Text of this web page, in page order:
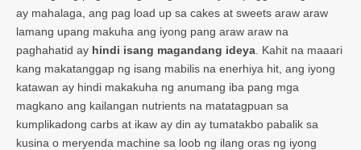
ay mahalaga, ang pag load up sa cakes at sweets araw araw
lamang upang makuha ang iyong pang araw araw na
paghahatid ay hindi isang magandang ideya . Kahit na maaari
kang makatanggap ng isang mabilis na enerhiya hit, ang iyong
katawan ay hindi makakuha ng anumang iba pang mga
magkano ang kailangan nutrients na matatagpuan sa
kumplikadong carbs at ikaw ay din ay tumatakbo pabalik sa
kusina o meryenda machine sa loob ng ilang oras ng iyong